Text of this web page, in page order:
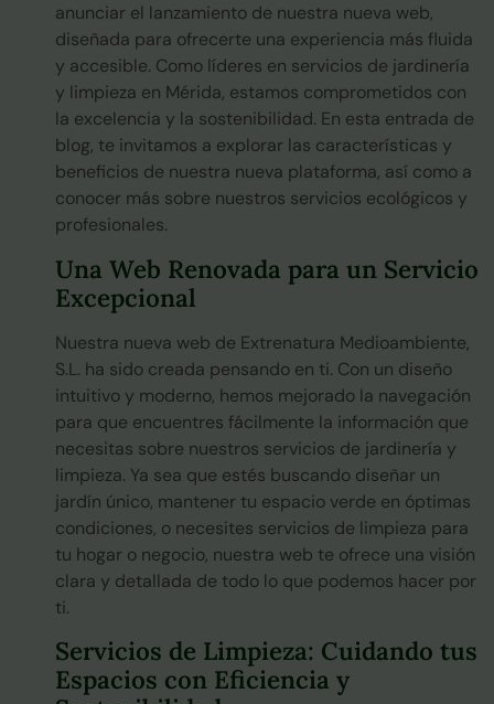
anunciar el lanzamiento de nuestra nueva web,
diseñada para ofrecerte una experiencia más fluida
y accesible. Como líderes en servicios de jardinería
y limpieza en Mérida, estamos comprometidos con
la excelencia y la sostenibilidad. En esta entrada de
blog, te invitamos a explorar las características y
beneficios de nuestra nueva plataforma, así como a
conocer más sobre nuestros servicios ecológicos y
profesionales.
Una Web Renovada para un Servicio
Excepcional
Nuestra nueva web de Extrenatura Medioambiente,
S.L. ha sido creada pensando en ti. Con un diseño
intuitivo y moderno, hemos mejorado la navegación
para que encuentres fácilmente la información que
necesitas sobre nuestros servicios de jardinería y
limpieza. Ya sea que estés buscando diseñar un
jardín único, mantener tu espacio verde en óptimas
condiciones, o necesites servicios de limpieza para
tu hogar o negocio, nuestra web te ofrece una visión
clara y detallada de todo lo que podemos hacer por
ti.
Servicios de Limpieza: Cuidando tus
Espacios con Eficiencia y